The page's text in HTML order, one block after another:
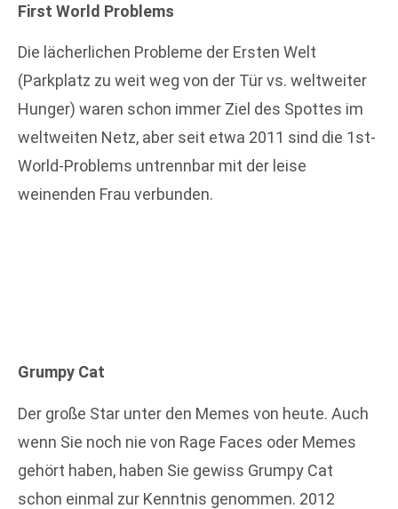
First World Problems
Die lächerlichen Probleme der Ersten Welt
(Parkplatz zu weit weg von der Tür vs. weltweiter
Hunger) waren schon immer Ziel des Spottes im
weltweiten Netz, aber seit etwa 2011 sind die 1st-
World-Problems untrennbar mit der leise
weinenden Frau verbunden.
Grumpy Cat
Der große Star unter den Memes von heute. Auch
wenn Sie noch nie von Rage Faces oder Memes
gehört haben, haben Sie gewiss Grumpy Cat
schon einmal zur Kenntnis genommen. 2012